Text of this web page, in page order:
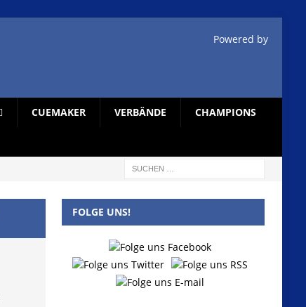
Powered by
CUEMAKER VERBÄNDE CHAMPIONS
FOLGE UNS!